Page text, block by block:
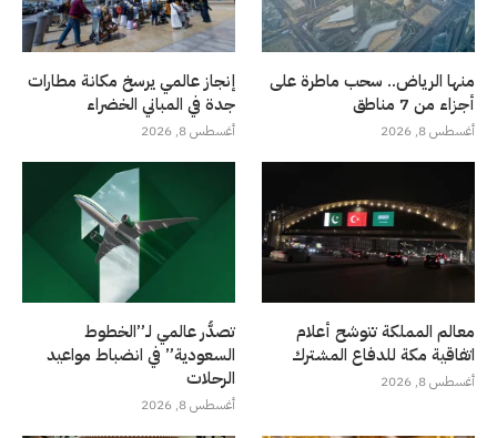
منها الرياض.. سحب ماطرة على
أجزاء من 7 مناطق
أغسطس 8, 2026
إنجاز عالمي يرسخ مكانة مطارات
جدة في المباني الخضراء
أغسطس 8, 2026
معالم المملكة تتوشح أعلام
اتفاقية مكة للدفاع المشترك
أغسطس 8, 2026
تصدُّر عالمي لـ”الخطوط
السعودية” في انضباط مواعيد
الرحلات
أغسطس 8, 2026